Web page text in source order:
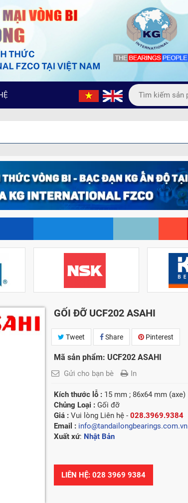
GỐI ĐỠ UCF202 ASAHI
Tweet Share Pinterest
Mã sản phẩm: UCF202 ASAHI
Gửi cho bạn bè In
Kích thước lỗ : 15 mm ; 86x64 mm (axe)
Chủng Loại : Gối đỡ
Giá : Vui lòng Liên hệ -028.3969.9384
Email : info@tandailongbearings.com.vn
Xuất xứ: Nhật Bản
LIÊN HỆ: 028 3969 9384